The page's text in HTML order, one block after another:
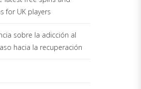
for UK players
sobre la adicción al
hacia la recuperación